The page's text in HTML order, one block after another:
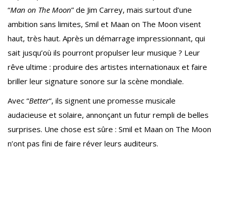
“Man on The Moon” de Jim Carrey, mais surtout d’une
ambition sans limites, Smil et Maan on The Moon visent
haut, très haut. Après un démarrage impressionnant, qui
sait jusqu’où ils pourront propulser leur musique ? Leur
rêve ultime : produire des artistes internationaux et faire
briller leur signature sonore sur la scène mondiale.
Avec “Better“, ils signent une promesse musicale
audacieuse et solaire, annonçant un futur rempli de belles
surprises. Une chose est sûre : Smil et Maan on The Moon
n’ont pas fini de faire réver leurs auditeurs.